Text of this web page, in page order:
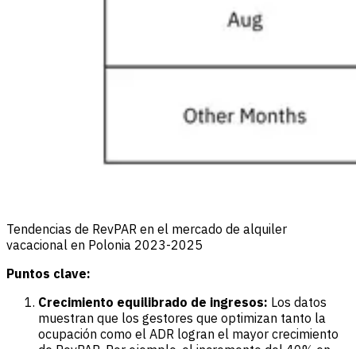
Tendencias de RevPAR en el mercado de alquiler
vacacional en Polonia 2023-2025
Puntos clave:
Crecimiento equilibrado de ingresos: Los datos
muestran que los gestores que optimizan tanto la
ocupación como el ADR logran el mayor crecimiento